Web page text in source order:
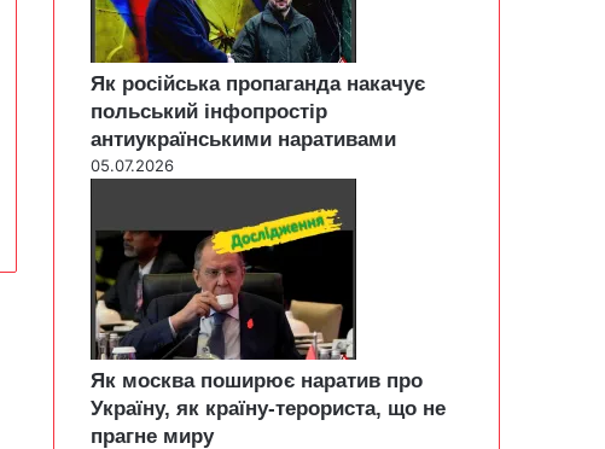
Як російська пропаганда накачує
польський інфопростір
антиукраїнськими наративами
05.07.2026
Як москва поширює наратив про
Україну, як країну-терориста, що не
прагне миру